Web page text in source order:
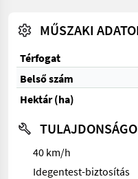
MŰSZAKI
Térfogat
Belső szám
Hektár (ha)
40 km/h
Idegentest-biztosítás